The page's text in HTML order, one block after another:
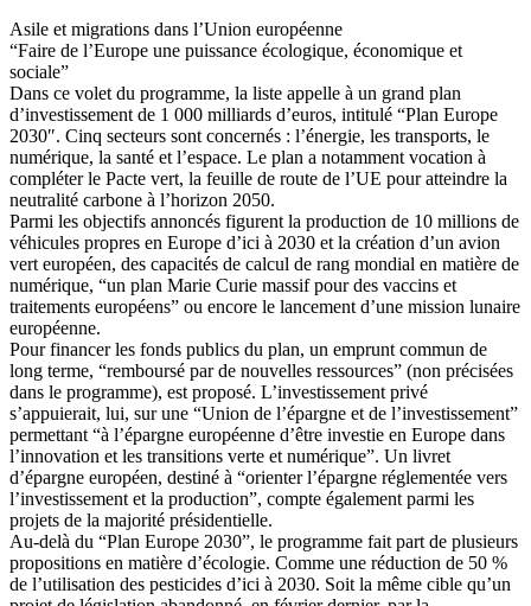
Asile et migrations dans l’Union européenne
“Faire de l’Europe une puissance écologique, économique et
sociale”
Dans ce volet du programme, la liste appelle à un grand plan
d’investissement de 1 000 milliards d’euros, intitulé “Plan Europe
2030″. Cinq secteurs sont concernés : l’énergie, les transports, le
numérique, la santé et l’espace. Le plan a notamment vocation à
compléter le Pacte vert, la feuille de route de l’UE pour atteindre la
neutralité carbone à l’horizon 2050.
Parmi les objectifs annoncés figurent la production de 10 millions de
véhicules propres en Europe d’ici à 2030 et la création d’un avion
vert européen, des capacités de calcul de rang mondial en matière de
numérique, “un plan Marie Curie massif pour des vaccins et
traitements européens” ou encore le lancement d’une mission lunaire
européenne.
Pour financer les fonds publics du plan, un emprunt commun de
long terme, “remboursé par de nouvelles ressources” (non précisées
dans le programme), est proposé. L’investissement privé
s’appuierait, lui, sur une “Union de l’épargne et de l’investissement”
permettant “à l’épargne européenne d’être investie en Europe dans
l’innovation et les transitions verte et numérique”. Un livret
d’épargne européen, destiné à “orienter l’épargne réglementée vers
l’investissement et la production”, compte également parmi les
projets de la majorité présidentielle.
Au-delà du “Plan Europe 2030”, le programme fait part de plusieurs
propositions en matière d’écologie. Comme une réduction de 50 %
de l’utilisation des pesticides d’ici à 2030. Soit la même cible qu’un